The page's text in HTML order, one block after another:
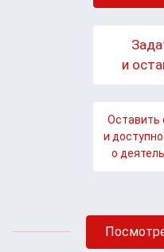
и
Оставить
и
о